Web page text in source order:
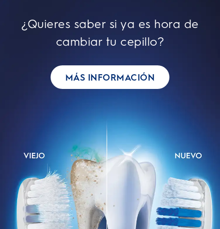
¿Quieres saber si ya es hora de
cambiar tu cepillo?
MÁS INFORMACIÓN